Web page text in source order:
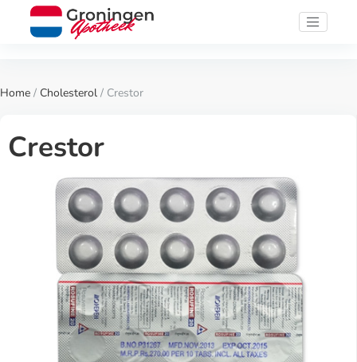
Home / Cholesterol / Crestor
Crestor